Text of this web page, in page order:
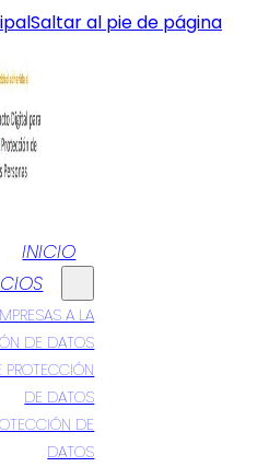
Saltar al pie de página
INICIO
A LA
DE DATOS
PROTECCIÓN
DE DATOS
DE
DATOS